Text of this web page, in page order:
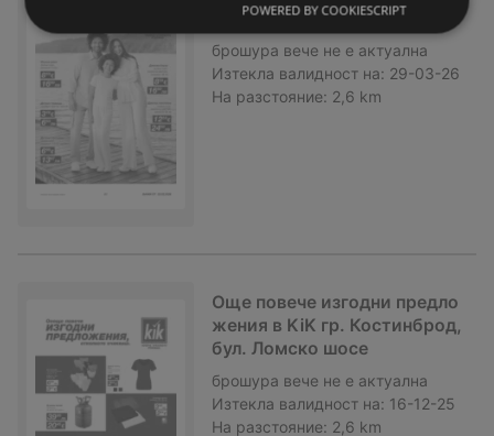
ерии в KiK
брошура вече не е актуална
Изтекла валидност на: 29-03-26
На разстояние: 2,6 km
Още повече изгодни предло
жения в KiK гр. Костинброд,
бул. Ломско шосе
брошура вече не е актуална
Изтекла валидност на: 16-12-25
На разстояние: 2,6 km
POWERED BY COOKIESCRIPT